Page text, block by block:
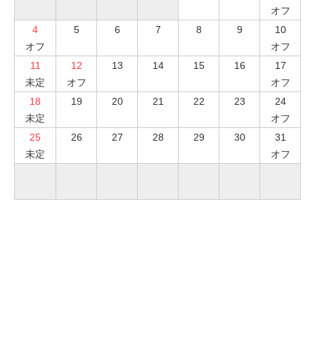
オフ
4
オフ
5 6 7 8 9
10
オフ
11
未定
12
オフ
13 14 15 16
17
オフ
18
未定
19 20 21 22 23
24
オフ
25
未定
26 27 28 29 30
31
オフ